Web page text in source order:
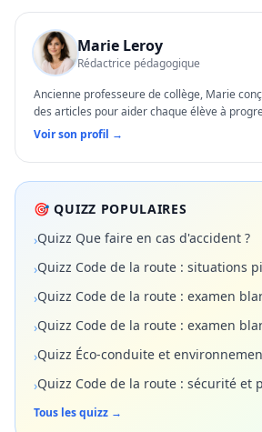
Marie Leroy
Rédactrice pédagogique
Ancienne professeure de collège, Marie
des articles pour aider chaque élève à
Voir son profil →
🎯 QUIZZ POPULAIRES
›Quizz Que faire en cas d'accident ?
›Quizz Code de la route : situations
›Quizz Code de la route : examen
›Quizz Code de la route : examen
›Quizz Éco-conduite et
›Quizz Code de la route : sécurité et
Tous les quizz →